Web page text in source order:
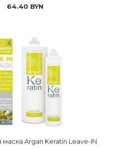
64.40 BYN
Argan Keratin Leave-IN